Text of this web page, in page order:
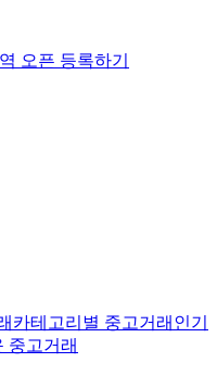
오픈 등록하기
카테고리별 중고거래 인기
중고거래